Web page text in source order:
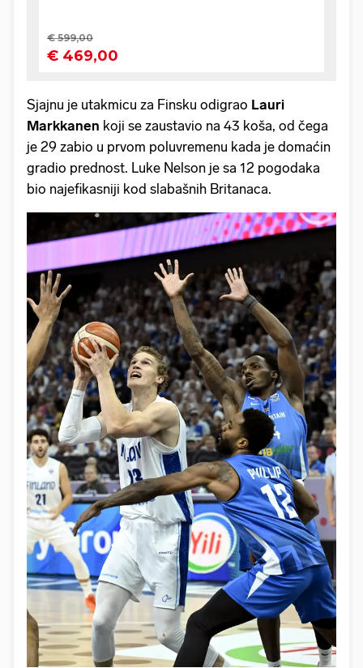
Sjajnu je utakmicu za Finsku odigrao Lauri
Markkanen koji se zaustavio na 43 koša, od čega
je 29 zabio u prvom poluvremenu kada je domaćin
gradio prednost. Luke Nelson je sa 12 pogodaka
bio najefikasniji kod slabašnih Britanaca.